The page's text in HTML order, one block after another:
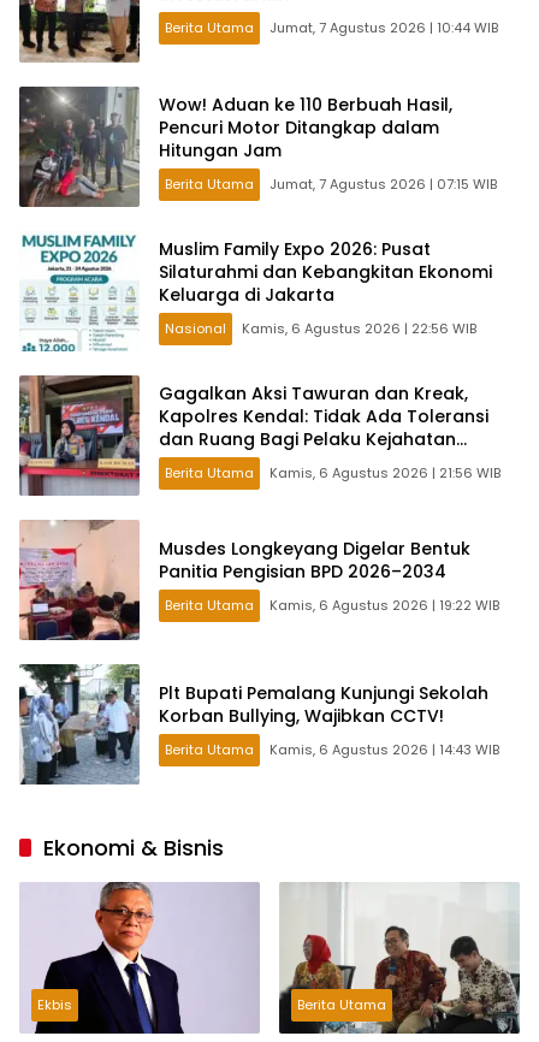
Berita Utama Jumat, 7 Agustus 2026 | 10:44 WIB
Wow! Aduan ke 110 Berbuah Hasil,
Pencuri Motor Ditangkap dalam
Hitungan Jam
Berita Utama Jumat, 7 Agustus 2026 | 07:15 WIB
Muslim Family Expo 2026: Pusat
Silaturahmi dan Kebangkitan Ekonomi
Keluarga di Jakarta
Nasional Kamis, 6 Agustus 2026 | 22:56 WIB
Gagalkan Aksi Tawuran dan Kreak,
Kapolres Kendal: Tidak Ada Toleransi
dan Ruang Bagi Pelaku Kejahatan
Jalanan
Berita Utama Kamis, 6 Agustus 2026 | 21:56 WIB
Musdes Longkeyang Digelar Bentuk
Panitia Pengisian BPD 2026–2034
Berita Utama Kamis, 6 Agustus 2026 | 19:22 WIB
Plt Bupati Pemalang Kunjungi Sekolah
Korban Bullying, Wajibkan CCTV!
Berita Utama Kamis, 6 Agustus 2026 | 14:43 WIB
Ekonomi & Bisnis
Ekbis Berita Utama